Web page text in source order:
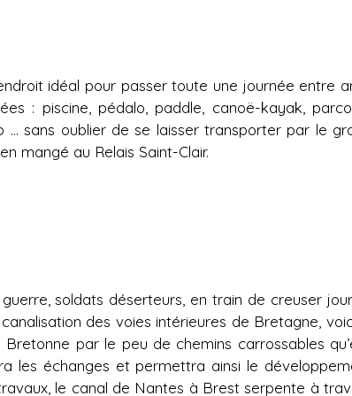
idéal pour passer toute une journée entre
: piscine, pédalo, paddle, canoë-kayak,
sans oublier de se laisser transporter par le
mangé au Relais Saint-Clair.
soldats déserteurs, en train de creuser
des voies intérieures de Bretagne,
par le peu de chemins carrossables
les échanges et permettra ainsi le
le canal de Nantes à Brest serpente à